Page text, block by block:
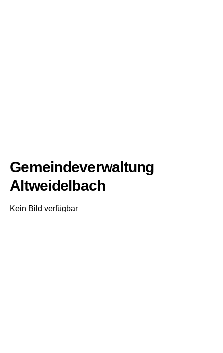
Gemeindeverwaltung
Altweidelbach
Kein Bild verfügbar